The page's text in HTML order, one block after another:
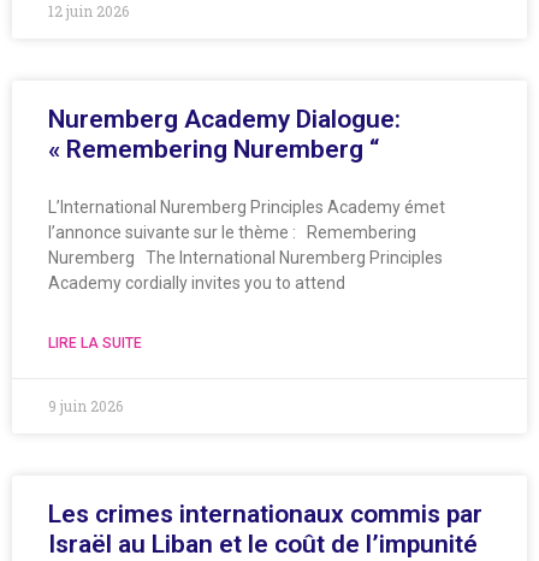
12 juin 2026
Nuremberg Academy Dialogue:
« Remembering Nuremberg “
L’International Nuremberg Principles Academy émet
l’annonce suivante sur le thème : Remembering
Nuremberg The International Nuremberg Principles
Academy cordially invites you to attend
LIRE LA SUITE
9 juin 2026
Les crimes internationaux commis par
Israël au Liban et le coût de l’impunité